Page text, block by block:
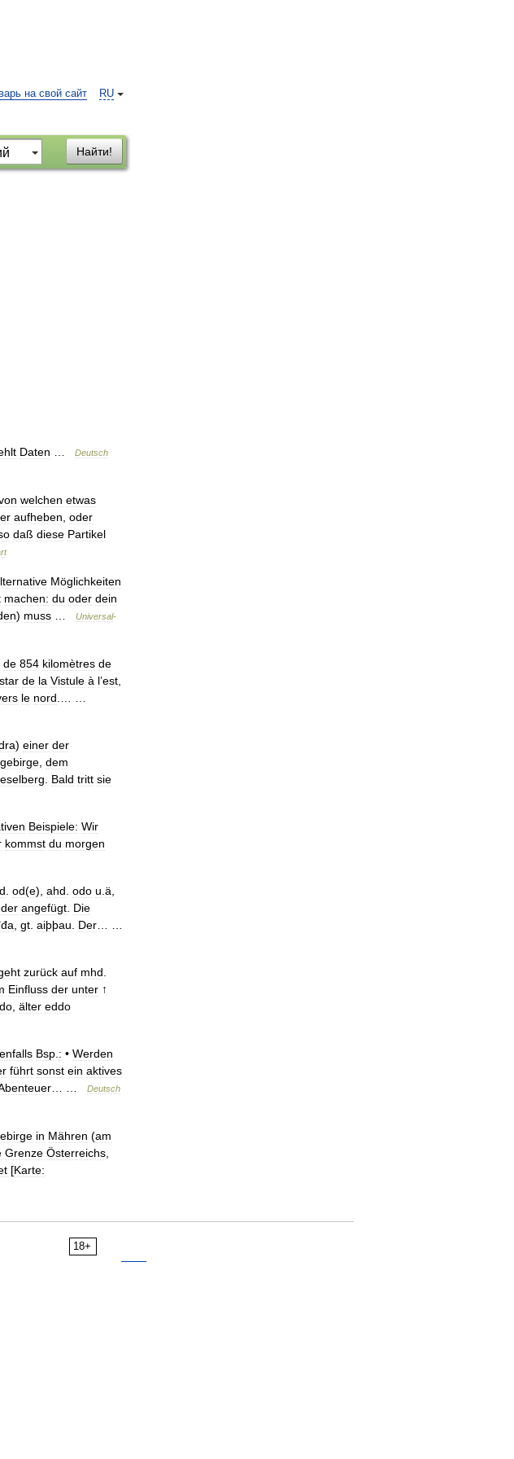
RU
на свой сайт
Найти!
Daten
Deutsch
welchen etwas
aufheben oder
daß diese Partikel
Möglichkeiten
machen: du oder dein
) muss Universal-
de 854 kilomètres de
de la Vistule à l’est
le nord
) einer der
dem
Bald tritt sie
Beispiele: Wir
kommst du morgen
od(e), ahd odo u ä
angefügt Die
gt aiþþau Der
zurück auf mhd
Einfluss der unter ↑
älter eddo
Bsp : • Werden
führt sonst ein aktives
Deutsch
in Mähren (am
Grenze Österreichs
[Karte:
18+